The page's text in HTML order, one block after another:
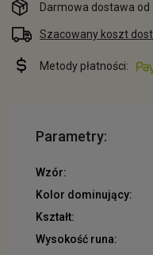
Darmowa dostawa od
Szacowany koszt
Metody płatności:
Parametry:
Wzór:
Kolor dominujący:
Kształt:
Wysokość runa: